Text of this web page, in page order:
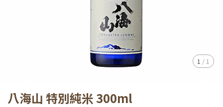
1 / 1
八海山 特別純米 300ml